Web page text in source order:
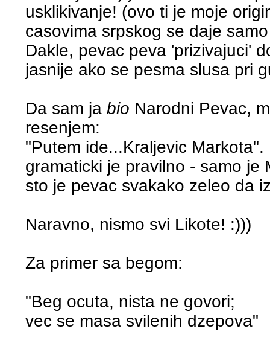
usklikivanje! (ovo ti je moje
casovima srpskog se daje
Dakle, pevac peva 'prizivajuci'
jasnije ako se pesma slusa pri
Da sam jabio Narodni Pevac,
resenjem:
"Putem ide...Kraljevic
gramaticki je pravilno - samo je
sto je pevac svakako zeleo da
Naravno, nismo svi Likote! :)))
Za primer sa begom:
"Beg ocuta, nista ne govori;
vec se masa svilenih dzepova"